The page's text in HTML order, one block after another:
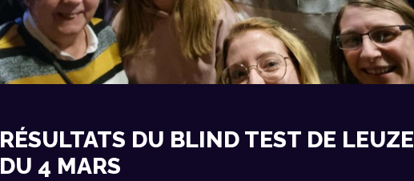
RÉSULTATS DU BLIND TEST DE LEUZE
DU 4 MARS